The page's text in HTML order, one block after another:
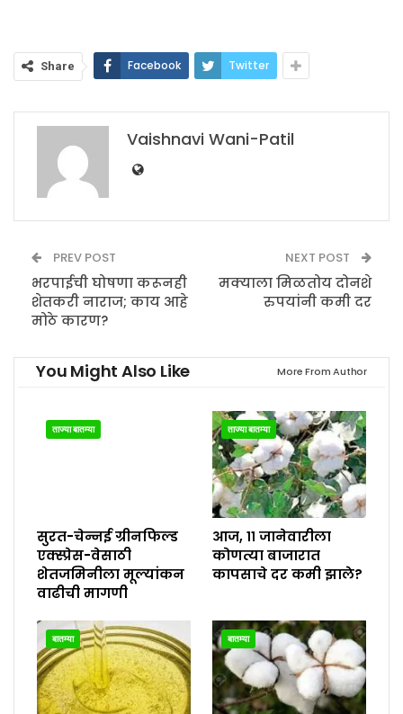
Share Facebook Twitter
Vaishnavi Wani-Patil
PREV POST
भरपाईची घोषणा करूनही
शेतकरी नाराज; काय आहे
मोठे कारण?
NEXT POST
मक्याला मिळतोय दोनशे
रुपयांनी कमी दर
You Might Also Like More From Author
ताज्या बातम्या
सुरत-चेन्नई ग्रीनफिल्ड
एक्स्प्रेस-वेसाठी
शेतजमिनीला मूल्यांकन
वाढीची मागणी
ताज्या बातम्या
आज, ११ जानेवारीला
कोणत्या बाजारात
कापसाचे दर कमी झाले?
बातम्या बातम्या